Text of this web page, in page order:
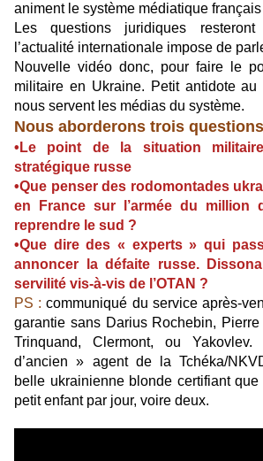
animent le système médiatique
Les questions juridiques
l’actualité internationale impose de
Nouvelle vidéo donc, pour faire le
militaire en Ukraine. Petit antidote au
nous servent les médias du système.
Nous aborderons trois questions
•Le point de la situation
stratégique russe
•Que penser des rodomontades
en France sur l’armée du million
reprendre le sud ?
•Que dire des « experts » qui
annoncer la défaite russe.
servilité vis-à-vis de l’OTAN ?
PS : communiqué du service après-
garantie sans Darius Rochebin,
Trinquand, Clermont, ou
d’ancien » agent de la Tchéka/
belle ukrainienne blonde certifiant
petit enfant par jour, voire deux.